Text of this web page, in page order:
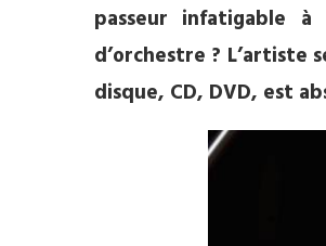
passeur infatigable
d’orchestre ?
disque, CD, DVD, est